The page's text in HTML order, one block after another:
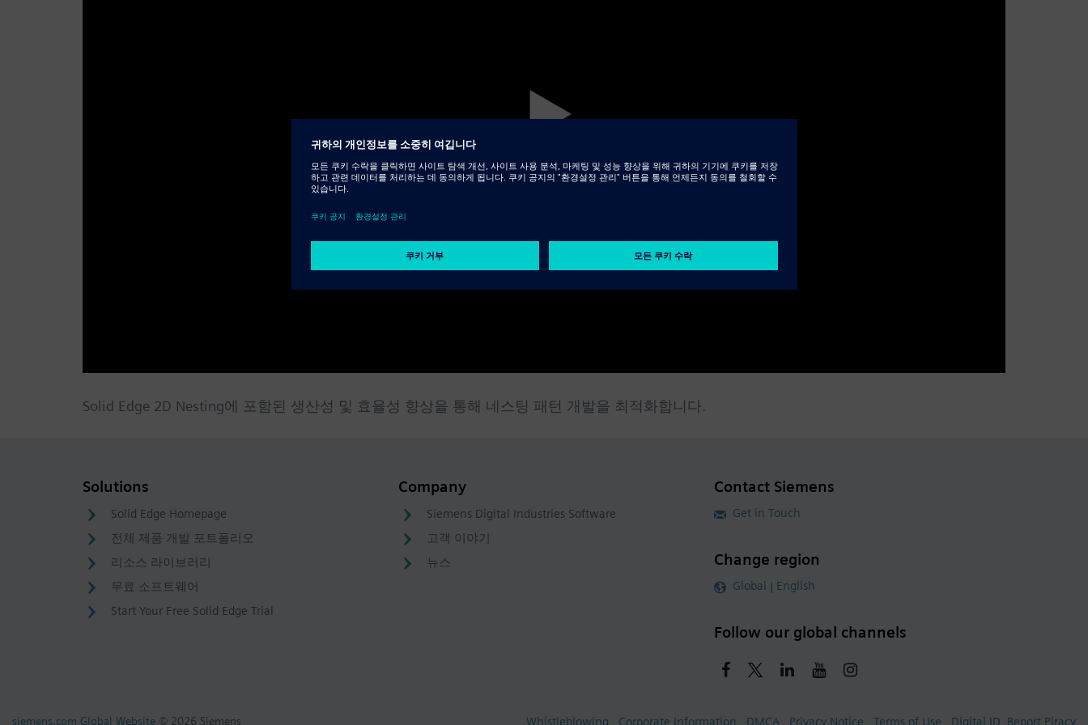
Solid Edge 2D Nesting에 포함된 생산성 및 효율성 향상을 통해 네스팅 패턴 개발을 최적화합니다.
Solutions
Solid Edge Homepage
전체 제품 개발 포트폴리오
리소스 라이브러리
무료 소프트웨어
Start Your Free Solid Edge Trial
Company
Siemens Digital Industries Software
고객 이야기
뉴스
Contact Siemens
Get in Touch
Change region
Global | English
Follow our global channels
siemens.com Global Website © 2026 Siemens Whistleblowing Corporate Information DMCA Privacy Notice Terms of Use Digital ID Report Piracy